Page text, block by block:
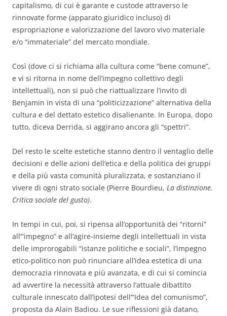
capitalismo, di cui è garante e custode attraverso le
rinnovate forme (apparato giuridico incluso) di
espropriazione e valorizzazione del lavoro vivo materiale
e/o “immateriale” del mercato mondiale.
Così (dove ci si richiama alla cultura come “bene comune”,
e vi si ritorna in nome dell’impegno collettivo degli
intellettuali), non si può che riattualizzare l’invito di
Benjamin in vista di una “politicizzazione” alternativa della
cultura e del dettato estetico disalienante. In Europa, dopo
tutto, diceva Derrida, si aggirano ancora gli “spettri”.
Del resto le scelte estetiche stanno dentro il ventaglio delle
decisioni e delle azioni dell’etica e della politica dei gruppi
e della più vasta comunità pluralizzata, e sostanziano il
vivere di ogni strato sociale (Pierre Bourdieu, La distinzione.
Critica sociale del gusto).
In tempi in cui, poi, si ripensa all’opportunità dei “ritorni”
all’“impegno” e all’agire-insieme degli intellettuali in vista
delle improrogabili “istanze politiche e sociali”, l’impegno
etico-politico non può rinunciare all’idea estetica di una
democrazia rinnovata e più avanzata, e di cui si comincia
ad avvertire la necessità attraverso l’attuale dibattito
culturale innescato dall’ipotesi dell’“Idea del comunismo”,
proposta da Alain Badiou. Le sue riflessioni già datano,